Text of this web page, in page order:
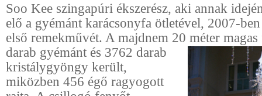
Soo Kee szingapúri ékszerész, aki annak
elő a gyémánt karácsonyfa ötletével, 2007-
első remekművét. A majdnem 20 méter
darab gyémánt és 3762 darab
kristálygyöngy került,
miközben 456 égő ragyogott